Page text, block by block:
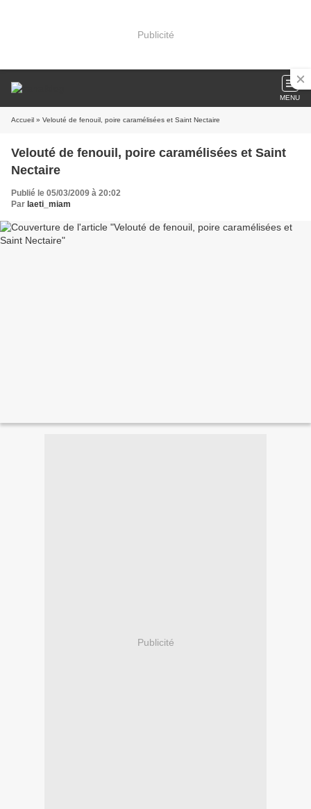
Publicité
MENU
Accueil » Velouté de fenouil, poire caramélisées et Saint Nectaire
Velouté de fenouil, poire caramélisées et Saint
Nectaire
Publié le 05/03/2009 à 20:02
Par laeti_miam
Publicité